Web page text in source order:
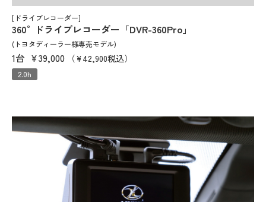
[ドライブレコーダー]
360°ドライブレコーダー「DVR-360Pro」
(トヨタディーラー様専売モデル)
1台 ¥39,000 （¥42,900税込）
2.0h